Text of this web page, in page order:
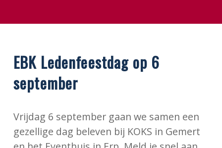
EBK Ledenfeestdag op 6
september
Vrijdag 6 september gaan we samen een
gezellige dag beleven bij KOKS in Gemert